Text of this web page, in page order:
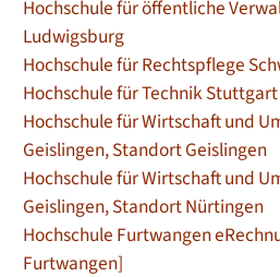
Hochschule für öffentliche
Ludwigsburg
Hochschule für Rechtspflege
Hochschule für Technik Stuttgart
Hochschule für Wirtschaft und
Geislingen, Standort Geislingen
Hochschule für Wirtschaft und
Geislingen, Standort Nürtingen
Hochschule Furtwangen
Furtwangen]